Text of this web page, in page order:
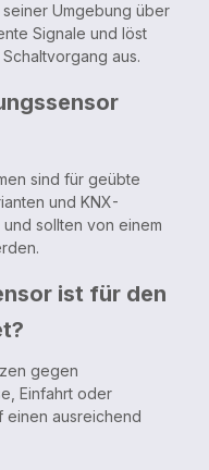
Umgebung über
Signale und löst
aus.
sind für geübte
und KNX-
sollten von einem
ist für den
gegen
Einfahrt oder
einen ausreichend